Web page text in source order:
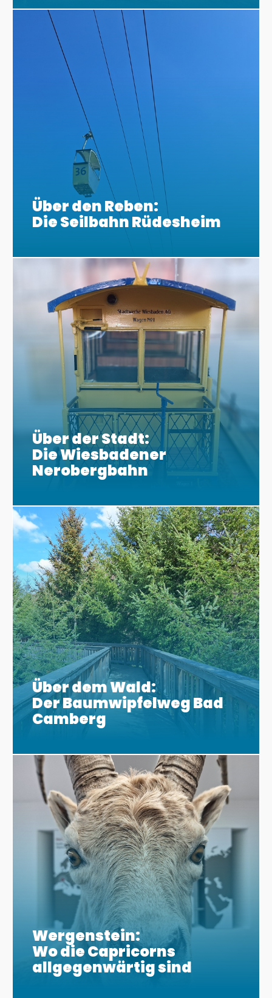
Über den Reben:
Die Seilbahn Rüdesheim
Über der Stadt:
Die Wiesbadener
Nerobergbahn
Über dem Wald:
Der Baumwipfelweg Bad
Camberg
Wergenstein:
Wo die Capricorns
allgegenwärtig sind